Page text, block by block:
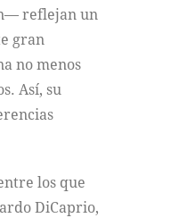
reflejan un
gran
no menos
Así, su
los que
DiCaprio,